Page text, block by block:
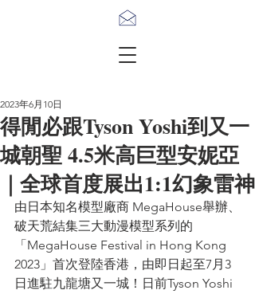
得閒必跟Tyson Yoshi到又一
城朝聖 4.5米高巨型安妮亞
｜全球首度展出1:1幻象雷神
2023年6月10日
由日本知名模型廠商 MegaHouse舉辦、
破天荒結集三大動漫模型系列的
「MegaHouse Festival in Hong Kong
2023」首次登陸香港，由即日起至7月3
日進駐九龍塘又一城！日前Tyson Yoshi